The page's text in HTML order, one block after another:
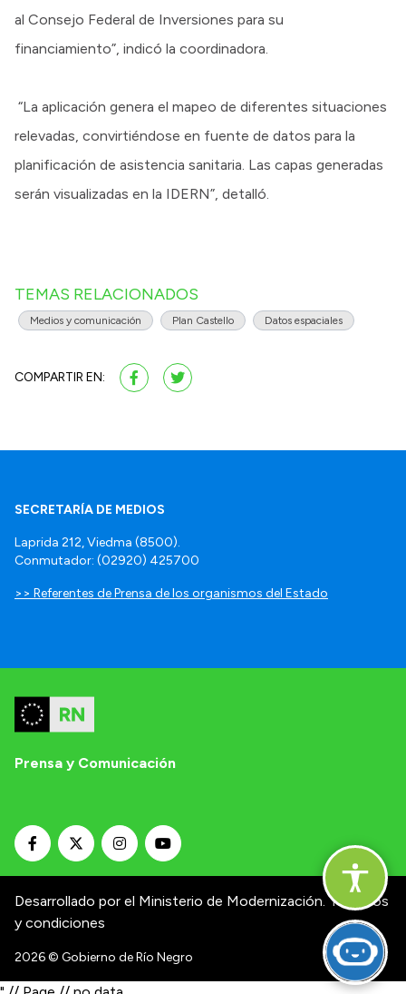
al Consejo Federal de Inversiones para su
financiamiento”, indicó la coordinadora.
“La aplicación genera el mapeo de diferentes situaciones
relevadas, convirtiéndose en fuente de datos para la
planificación de asistencia sanitaria. Las capas generadas
serán visualizadas en la IDERN”, detalló.
TEMAS RELACIONADOS
Medios y comunicación Plan Castello Datos espaciales
COMPARTIR EN:
SECRETARÍA DE MEDIOS
Laprida 212, Viedma (8500).
Conmutador: (02920) 425700
>> Referentes de Prensa de los organismos del Estado
Prensa y Comunicación
Desarrollado por el Ministerio de Modernización. Términos
y condiciones
2026© Gobierno de Río Negro